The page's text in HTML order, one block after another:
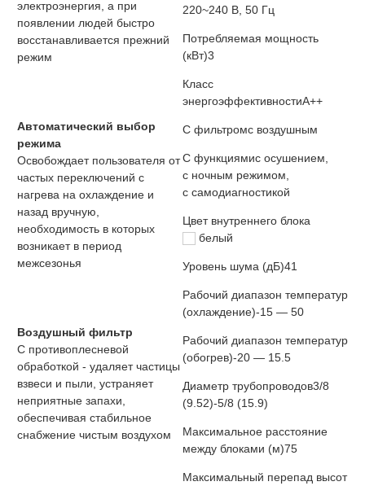
электроэнергия, а при
появлении людей быстро
восстанавливается прежний
режим
Автоматический выбор
режима
Освобождает пользователя от
частых переключений с
нагрева на охлаждение и
назад вручную,
необходимость в которых
возникает в период
межсезонья
Воздушный фильтр
С противоплесневой
обработкой - удаляет частицы
взвеси и пыли, устраняет
неприятные запахи,
обеспечивая стабильное
снабжение чистым воздухом
220~240 В, 50 Гц
Потребляемая мощность
(кВт)3
Класс
энергоэффективностиA++
С фильтромс воздушным
С функциямис осушением,
с ночным режимом,
с самодиагностикой
Цвет внутреннего блока
белый
Уровень шума (дБ)41
Рабочий диапазон температур
(охлаждение)-15 — 50
Рабочий диапазон температур
(обогрев)-20 — 15.5
Диаметр трубопроводов3/8
(9.52)-5/8 (15.9)
Максимальное расстояние
между блоками (м)75
Максимальный перепад высот